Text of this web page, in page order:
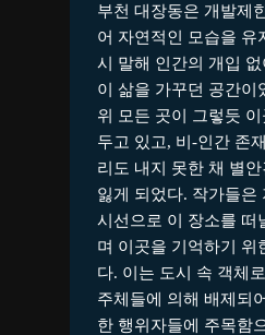
부천 대장동은 개발제
어 자연적인 모습을 유
시 말해 인간의 개입
이 삶을 가꾸던 공간이
위 모든 곳이 그렇듯
두고 있고, 비-인간 존
리도 내지 못한 채 별
잃게 되었다. 작가들은
시선으로 이 장소를 떠
며 이곳을 기억하기 위
다. 이는 도시 속 객체
주체들에 의해 배제되
한 행위자들에 주목함